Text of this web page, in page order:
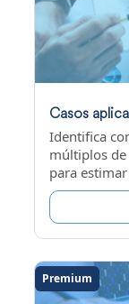
Casos
Identifica
múltiplos
para
Premium